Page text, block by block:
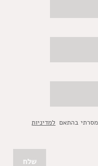
בהתאם למדיניות